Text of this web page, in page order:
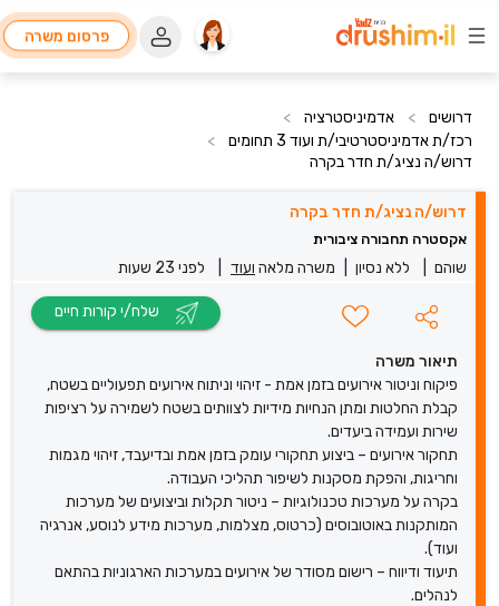
פרסום משרה
דרושים > אדמיניסטרציה
>
רכז/ת אדמיניסטרטיבי/ת ועוד 3 תחומים
>
דרוש/ה נציג/ת חדר בקרה
דרוש/ה נציג/ת חדר בקרה
אקסטרה תחבורה ציבורית
שוהם ללא נסיון משרה מלאה ועוד לפני 23 שעות
תיאור משרה
פיקוח וניטור אירועים בזמן אמת - זיהוי וניתוח אירועים תפעוליים בשטח,
קבלת החלטות ומתן הנחיות מידיות לצוותים בשטח לשמירה על רציפות
שירות ועמידה ביעדים.
תחקור אירועים – ביצוע תחקורי עומק בזמן אמת ובדיעבד, זיהוי מגמות
וחריגות, והפקת מסקנות לשיפור תהליכי העבודה.
בקרה על מערכות טכנולוגיות – ניטור תקלות וביצועים של מערכות
המותקנות באוטובוסים (כרטוס, מצלמות, מערכות מידע לנוסע, אנרגיה
ועוד).
תיעוד ודיווח – רישום מסודר של אירועים במערכות הארגוניות בהתאם
לנהלים.